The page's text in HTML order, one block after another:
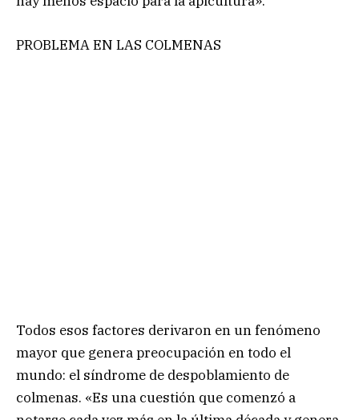
PROBLEMA EN LAS COLMENAS
Todos esos factores derivaron en un fenómeno
mayor que genera preocupación en todo el
mundo: el síndrome de despoblamiento de
colmenas. «Es una cuestión que comenzó a